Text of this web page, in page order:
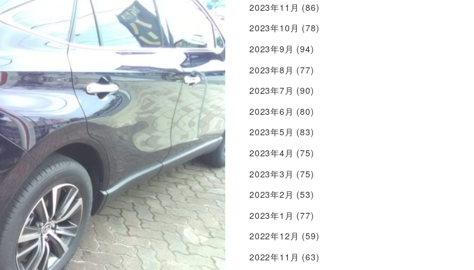
2023年11月 (86)
2023年10月 (78)
2023年9月 (94)
2023年8月 (77)
2023年7月 (90)
2023年6月 (80)
2023年5月 (83)
2023年4月 (75)
2023年3月 (75)
2023年2月 (53)
2023年1月 (77)
2022年12月 (59)
2022年11月 (63)